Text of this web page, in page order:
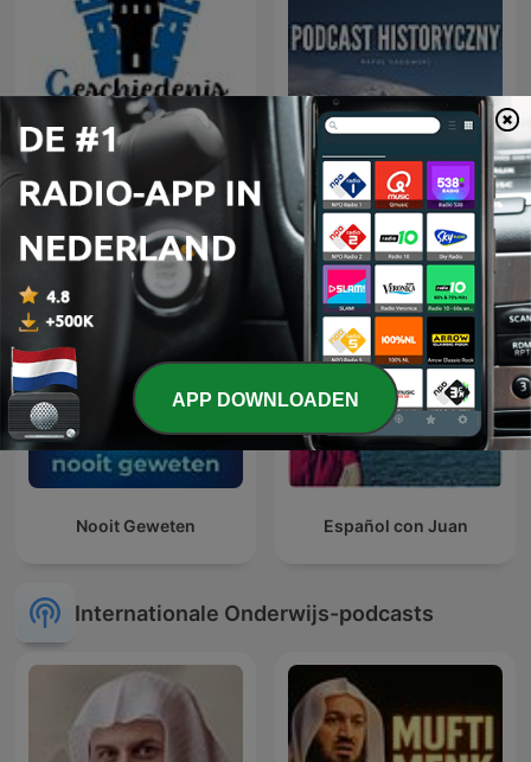
Geschiedenis met Sjaak Podcast Historyczny
Nooit Geweten Español con Juan
Internationale Onderwijs-podcasts
APP DOWNLOADEN